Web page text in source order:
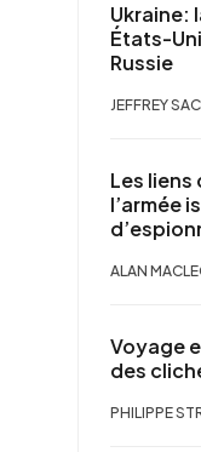
Ukraine:
États-
Russie
JEFFREY
Les liens
l’armée
ALAN
Voyage
des
PHILIPPE